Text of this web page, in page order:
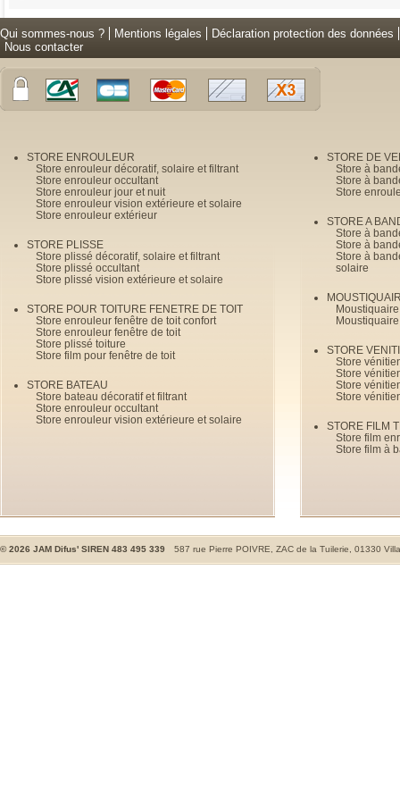
Qui sommes-nous ? Mentions légales
Déclaration protection des données
Nous contacter
STORE ENROULEUR
Store enrouleur décoratif, solaire et filtrant
Store enrouleur occultant
Store enrouleur jour et nuit
Store enrouleur vision extérieure et solaire
Store enrouleur extérieur
STORE PLISSE
Store plissé décoratif, solaire et filtrant
Store plissé occultant
Store plissé vision extérieure et solaire
STORE POUR TOITURE FENETRE DE TOIT
Store enrouleur fenêtre de toit confort
Store enrouleur fenêtre de toit
Store plissé toiture
Store film pour fenêtre de toit
STORE BATEAU
Store bateau décoratif et filtrant
Store enrouleur occultant
Store enrouleur vision extérieure et solaire
STORE DE
Store à
Store à
Store
STORE A
Store à
Store à
Store à
solaire
STORE
Store
Store
Store
Store
STORE FILM
Store film
Store film à
©2026 JAM Difus' SIREN 483 495 339 587 rue Pierre POIVRE, ZAC de la Tuilerie, 01330